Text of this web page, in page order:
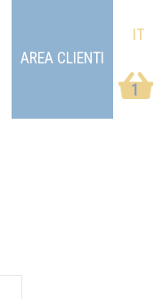
1
AREA CLIENTI
IT